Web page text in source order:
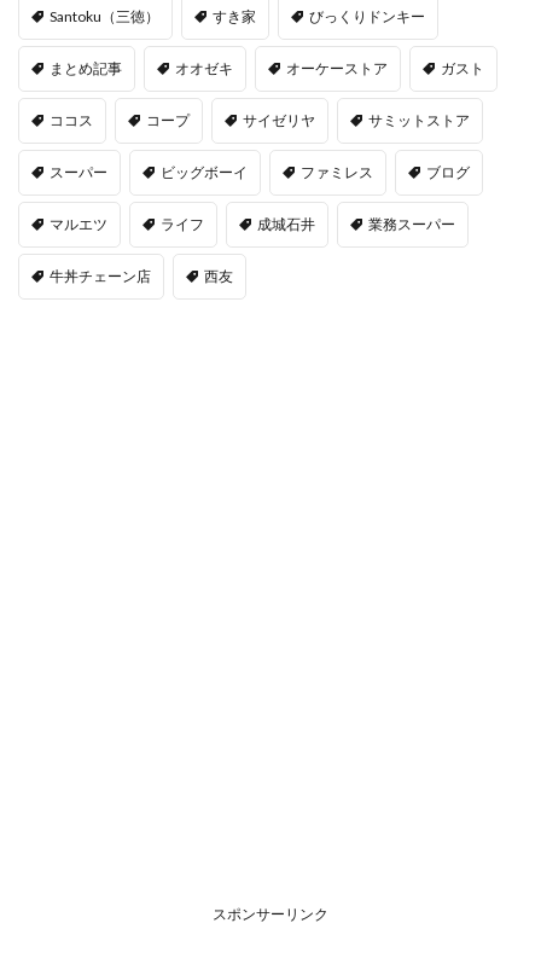
Santoku（三徳） すき家 びっくりドンキー
まとめ記事 オオゼキ オーケーストア ガスト
ココス コープ サイゼリヤ サミットストア
スーパー ビッグボーイ ファミレス ブログ
マルエツ ライフ 成城石井 業務スーパー
牛丼チェーン店 西友
スポンサーリンク